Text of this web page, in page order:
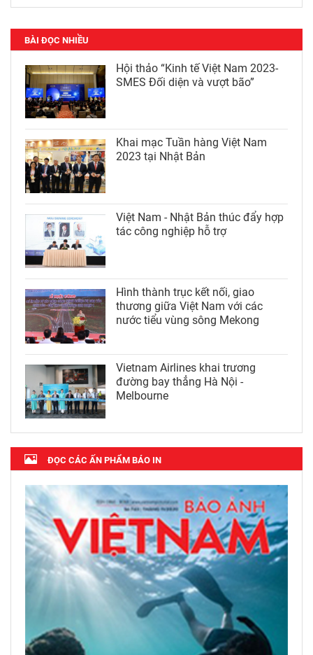
BÀI ĐỌC NHIỀU
Hội thảo “Kinh tế Việt Nam 2023-
SMES Đối diện và vượt bão”
Khai mạc Tuần hàng Việt Nam
2023 tại Nhật Bản
Việt Nam - Nhật Bản thúc đẩy hợp
tác công nghiệp hỗ trợ
Hình thành trục kết nối, giao
thương giữa Việt Nam với các
nước tiểu vùng sông Mekong
Vietnam Airlines khai trương
đường bay thẳng Hà Nội -
Melbourne
ĐỌC CÁC ẤN PHẨM BÁO IN